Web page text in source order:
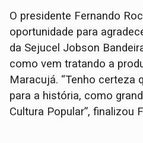
O presidente Fernando
oportunidade para
da Sejucel Jobson
como vem tratando a
Maracujá. “Tenho certeza
para a história, como
Cultura Popular”, finalizou